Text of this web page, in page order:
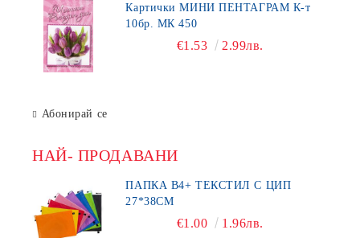
Картички МИНИ ПЕНТАГРАМ К-т
10бр. МК 450
€1.53 2.99лв.
Абонирай се
НАЙ- ПРОДАВАНИ
ПАПКА В4+ ТЕКСТИЛ С ЦИП
27*38СМ
€1.00 1.96лв.